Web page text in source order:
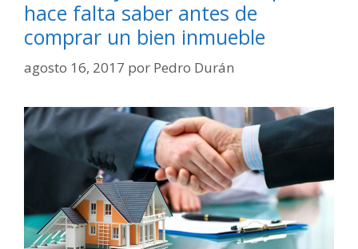
hace falta saber antes de
comprar un bien inmueble
agosto 16, 2017 por Pedro Durán